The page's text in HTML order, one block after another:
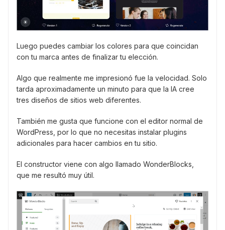
Luego puedes cambiar los colores para que coincidan
con tu marca antes de finalizar tu elección.
Algo que realmente me impresionó fue la velocidad. Solo
tarda aproximadamente un minuto para que la IA cree
tres diseños de sitios web diferentes.
También me gusta que funcione con el editor normal de
WordPress, por lo que no necesitas instalar plugins
adicionales para hacer cambios en tu sitio.
El constructor viene con algo llamado WonderBlocks,
que me resultó muy útil.